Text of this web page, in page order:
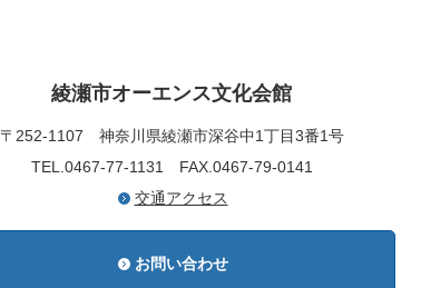
綾瀬市オーエンス文化会館
〒252-1107 神奈川県綾瀬市深谷中1丁目3番1号
TEL.0467-77-1131 FAX.0467-79-0141
交通アクセス
お問い合わせ